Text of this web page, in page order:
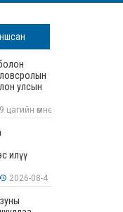
улсын
ур
9 цагийн өмнө
илүү
дүн чухал
2026-08-4